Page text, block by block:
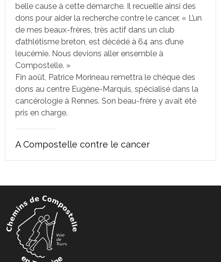
belle cause à cette démarche. Il recueille ainsi des
dons pour aider la recherche contre le cancer. « L’un
de mes beaux-frères, très actif dans un club
d’athlétisme breton, est décédé à 64 ans d’une
leucémie. Nous devions aller ensemble à
Compostelle. »
Fin août, Patrice Morineau remettra le chèque des
dons au centre Eugène-Marquis, spécialisé dans la
cancérologie à Rennes. Son beau-frère y avait été
pris en charge.
A Compostelle contre le cancer